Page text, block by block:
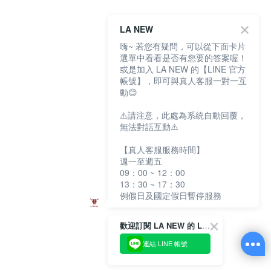
歡迎訂閱 LA NEW 的 LINE 官方帳號
連結 LINE 帳號
LA NEW
嗨~ 若您有疑問，可以從下面卡片
選單中看看是否有您要的答案喔！
或是加入 LA NEW 的【LINE 官方
帳號】，即可與真人客服一對一互
動😊
⚠️請注意，此處為系統自動回覆，
無法對話互動⚠️
【真人客服服務時間】
週一至週五
09：00 ~ 12：00
13：30 ~ 17：30
例假日及國定假日暫停服務